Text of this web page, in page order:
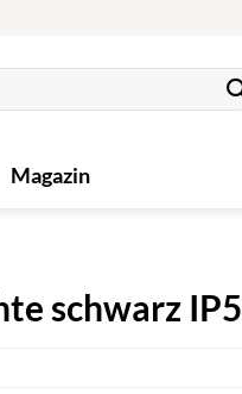
Magazin
schwarz